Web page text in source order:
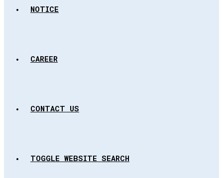
NOTICE
CAREER
CONTACT US
TOGGLE WEBSITE SEARCH